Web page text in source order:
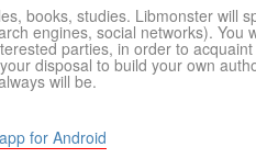
books, studies. Libmonster will
engines, social networks). You
parties, in order to
disposal to build your own
will be.
for Android